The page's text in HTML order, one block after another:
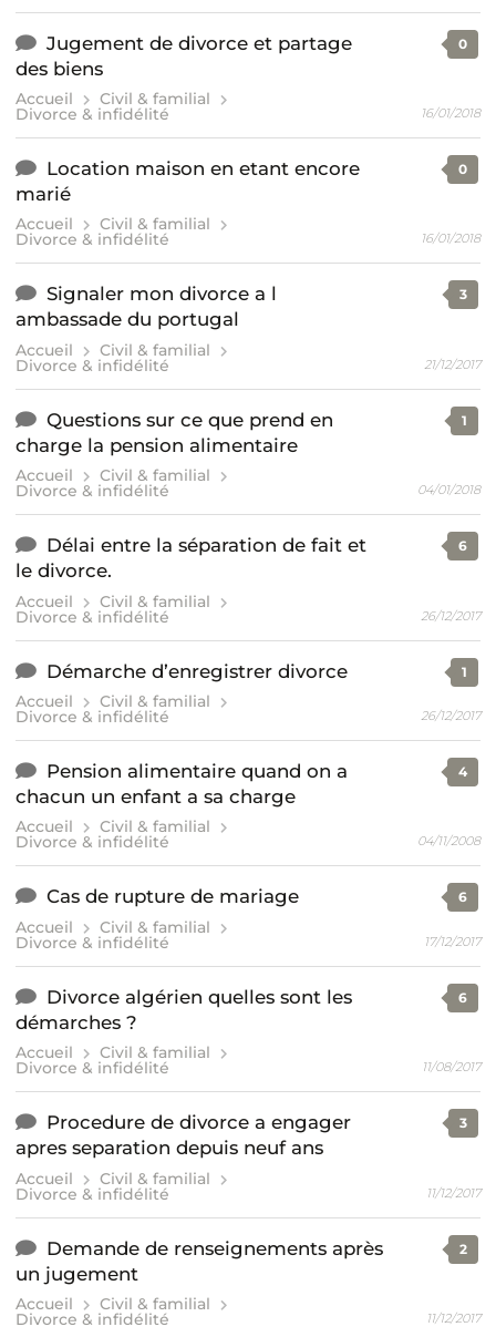
Jugement de divorce et partage
des biens
Accueil Civil & familial
Divorce & infidélité
0
16/01/2018
Location maison en etant encore
marié
Accueil Civil & familial
Divorce & infidélité
0
16/01/2018
Signaler mon divorce a l
ambassade du portugal
Accueil Civil & familial
Divorce & infidélité
3
21/12/2017
Questions sur ce que prend en
charge la pension alimentaire
Accueil Civil & familial
Divorce & infidélité
1
04/01/2018
Délai entre la séparation de fait et
le divorce.
Accueil Civil & familial
Divorce & infidélité
6
26/12/2017
Démarche d’enregistrer divorce
Accueil Civil & familial
Divorce & infidélité
1
26/12/2017
Pension alimentaire quand on a
chacun un enfant a sa charge
Accueil Civil & familial
Divorce & infidélité
4
04/11/2008
Cas de rupture de mariage
Accueil Civil & familial
Divorce & infidélité
6
17/12/2017
Divorce algérien quelles sont les
démarches ?
Accueil Civil & familial
Divorce & infidélité
6
11/08/2017
Procedure de divorce a engager
apres separation depuis neuf ans
Accueil Civil & familial
Divorce & infidélité
3
11/12/2017
Demande de renseignements après
un jugement
Accueil Civil & familial
Divorce & infidélité
2
11/12/2017